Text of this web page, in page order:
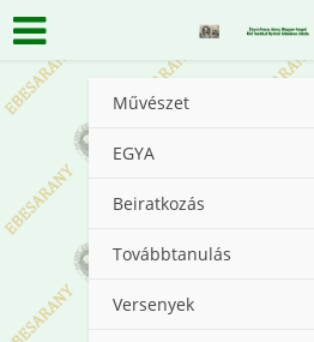
Művészet
EGYA
Beiratkozás
Továbbtanulás
Versenyek